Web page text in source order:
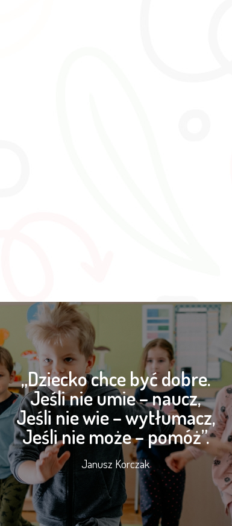
„Dziecko chce być dobre.
Jeśli nie umie – naucz,
Jeśli nie wie – wytłumacz,
Jeśli nie może – pomóż”.
Janusz Korczak